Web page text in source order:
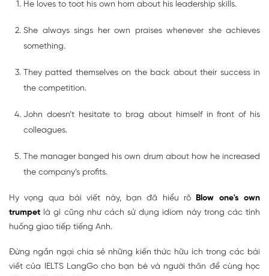
He loves to toot his own horn about his leadership skills.
She always sings her own praises whenever she achieves
something.
They patted themselves on the back about their success in
the competition.
John doesn’t hesitate to brag about himself in front of his
colleagues.
The manager banged his own drum about how he increased
the company’s profits.
Hy vọng qua bài viết này, bạn đã hiểu rõ Blow one's own
trumpet là gì cũng như cách sử dụng idiom này trong các tình
huống giao tiếp tiếng Anh.
Đừng ngần ngại chia sẻ những kiến thức hữu ích trong các bài
viết của IELTS LangGo cho bạn bè và người thân để cùng học